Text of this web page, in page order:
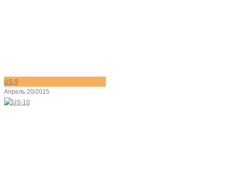
US-9
Апрель 20/2015